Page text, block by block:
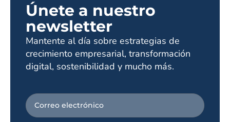
Únete a nuestro
newsletter
Mantente al día sobre estrategias de
crecimiento empresarial, transformación
digital, sostenibilidad y mucho más.